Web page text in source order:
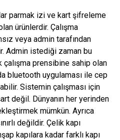
parmak izi ve kart şifreleme
ürünlerdir. Çalışma
veya admin tarafından
Admin istediği zaman bu
çalışma prensibine sahip olan
bluetooth uygulaması ile cep
Sistemin çalışması için
değil. Dünyanın her yerinden
mümkün. Ayrıca
değildir. Çelik kapı
kapılara kadar farklı kapı